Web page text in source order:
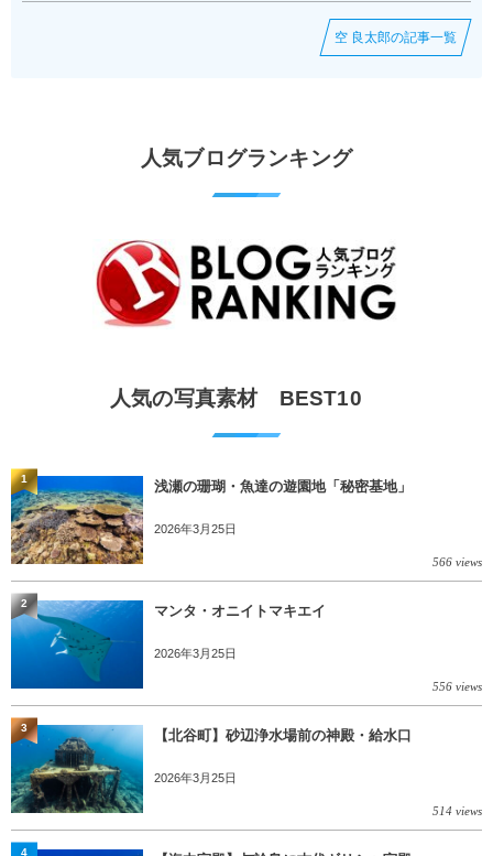
空 良太郎の記事一覧
人気ブログランキング
人気の写真素材 BEST10
浅瀬の珊瑚・魚達の遊園地「秘密基地」
2026年3月25日
566 views
1
マンタ・オニイトマキエイ
2026年3月25日
556 views
2
【北谷町】砂辺浄水場前の神殿・給水口
2026年3月25日
514 views
3
4